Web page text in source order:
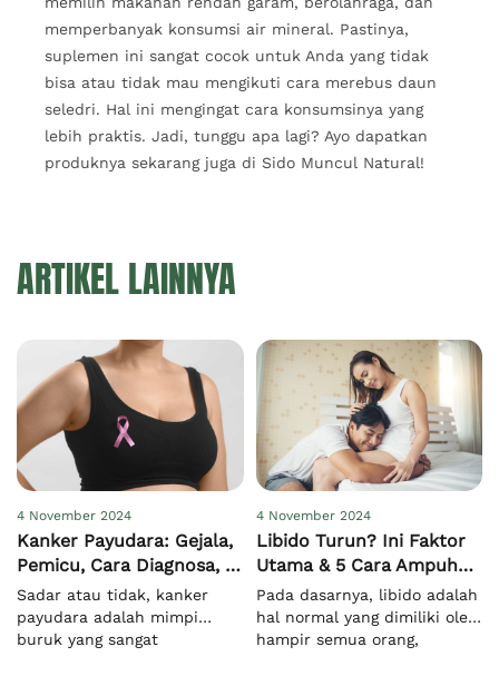
memperbanyak konsumsi air mineral. Pastinya,
suplemen ini sangat cocok untuk Anda yang tidak
bisa atau tidak mau mengikuti cara merebus daun
seledri. Hal ini mengingat cara konsumsinya yang
lebih praktis. Jadi, tunggu apa lagi? Ayo dapatkan
produknya sekarang juga di Sido Muncul Natural!
ARTIKEL LAINNYA
4 November 2024
Kanker Payudara: Gejala,
Pemicu, Cara Diagnosa, &
Pengobatan
Sadar atau tidak, kanker
payudara adalah mimpi
buruk yang sangat
4 November 2024
Libido Turun? Ini Faktor
Utama & 5 Cara Ampuh
Meningkatkannya
Pada dasarnya, libido adalah
hal normal yang dimiliki oleh
hampir semua orang,